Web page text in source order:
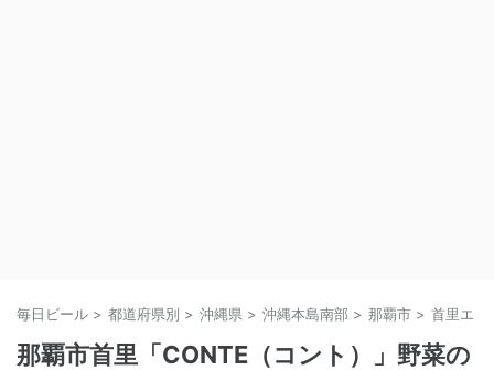
毎日ビール > 都道府県別 > 沖縄県 > 沖縄本島南部 > 那覇市 > 首里エリ
那覇市首里「CONTE（コント）」野菜の